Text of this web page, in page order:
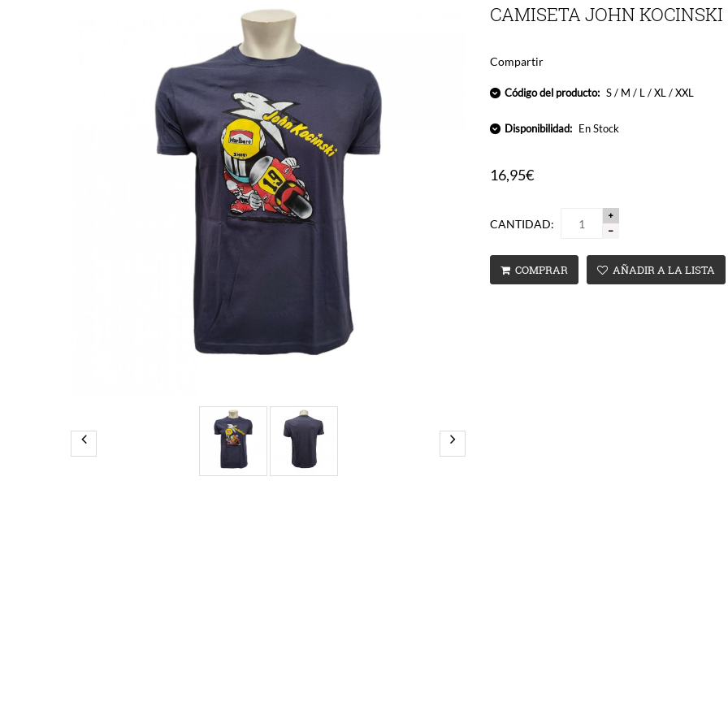
CAMISETA JOHN KOCINSKI
Compartir
Código del producto: S / M / L / XL / XXL
Disponibilidad: En Stock
16,95€
CANTIDAD:
COMPRAR AÑADIR A LA LISTA